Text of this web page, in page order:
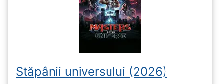
Stăpânii universului (2026)